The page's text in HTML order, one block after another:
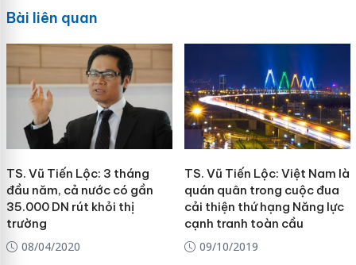
Bài liên quan
TS. Vũ Tiến Lộc: 3 tháng
đầu năm, cả nước có gần
35.000 DN rút khỏi thị
trường
08/04/2020
TS. Vũ Tiến Lộc: Việt Nam là
quán quân trong cuộc đua
cải thiện thứ hạng Năng lực
cạnh tranh toàn cầu
09/10/2019